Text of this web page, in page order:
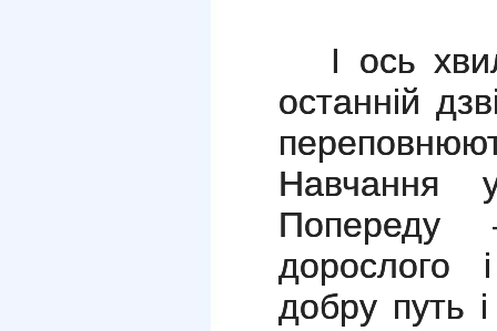
І ось
останній
Навчання
Попереду
дорослого
добру путь